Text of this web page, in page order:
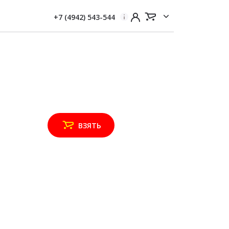
+7 (4942) 543-544
ВЗЯТЬ